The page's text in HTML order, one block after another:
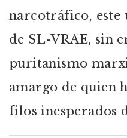
narcotráfico,
de SL-VRAE, sin
puritanismo
amargo de quien
filos inesperados